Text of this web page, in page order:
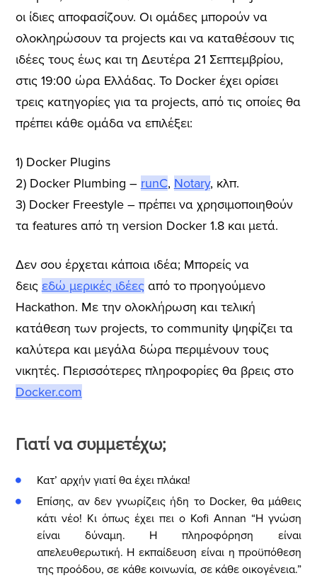
οι ίδιες αποφασίζουν. Οι ομάδες μπορούν να
ολοκληρώσουν τα projects και να καταθέσουν τις
ιδέες τους έως και τη Δευτέρα 21 Σεπτεμβρίου,
στις 19:00 ώρα Ελλάδας. Το Docker έχει ορίσει
τρεις κατηγορίες για τα projects, από τις οποίες θα
πρέπει κάθε ομάδα να επιλέξει:
1) Docker Plugins
2) Docker Plumbing – runC, Notary, κλπ.
3) Docker Freestyle – πρέπει να χρησιμοποιηθούν
τα features από τη version Docker 1.8 και μετά.
Δεν σου έρχεται κάποια ιδέα; Μπορείς να
δεις εδώ μερικές ιδέες από το προηγούμενο
Hackathon. Με την ολοκλήρωση και τελική
κατάθεση των projects, το community ψηφίζει τα
καλύτερα και μεγάλα δώρα περιμένουν τους
νικητές. Περισσότερες πληροφορίες θα βρεις στο
Docker.com
Γιατί να συμμετέχω;
Κατ’ αρχήν γιατί θα έχει πλάκα!
Επίσης, αν δεν γνωρίζεις ήδη το Docker, θα μάθεις
κάτι νέο! Κι όπως έχει πει ο Kofi Annan “Η γνώση
είναι δύναμη. Η πληροφόρηση είναι
απελευθερωτική. Η εκπαίδευση είναι η προϋπόθεση
της προόδου, σε κάθε κοινωνία, σε κάθε οικογένεια.”